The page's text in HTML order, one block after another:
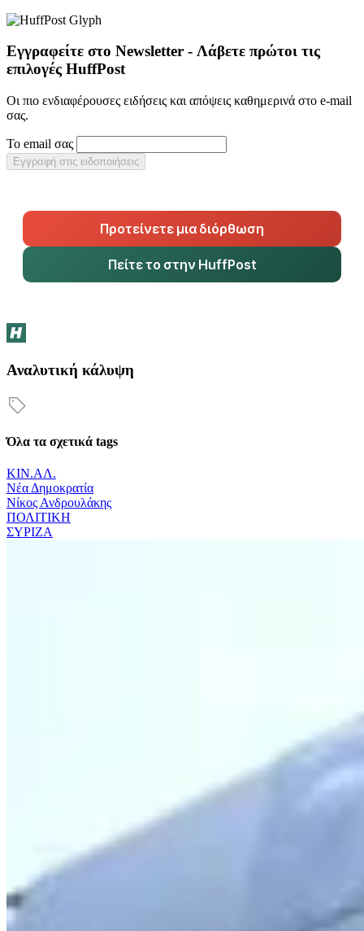
Εγγραφείτε στο Newsletter - Λάβετε πρώτοι τις
επιλογές HuffPost
Οι πιο ενδιαφέρουσες ειδήσεις και απόψεις καθημερινά στο e-mail
σας.
Το email σας
Εγγραφή στις ειδοποιήσεις
Προτείνετε μια διόρθωση
Πείτε το στην HuffPost
Αναλυτική κάλυψη
Όλα τα σχετικά tags
ΚΙΝ.ΑΛ.
Νέα Δημοκρατία
Νίκος Ανδρουλάκης
ΠΟΛΙΤΙΚΗ
ΣΥΡΙΖΑ